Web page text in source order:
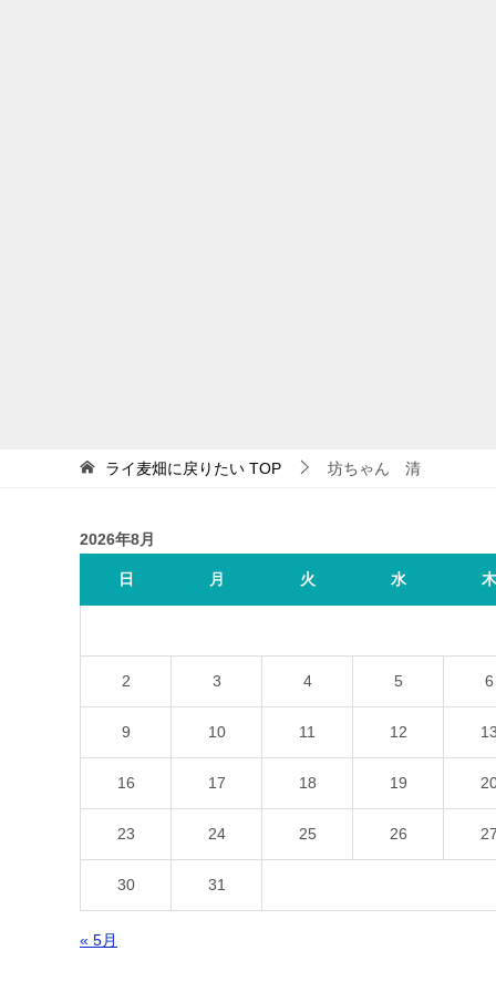
ライ麦畑に戻りたい TOP 坊ちゃん 清
2026年8月
日 月 火 水 木
2 3 4 5 6
9 10 11 12
16 17 18 19
23 24 25 26
30 31
« 5月